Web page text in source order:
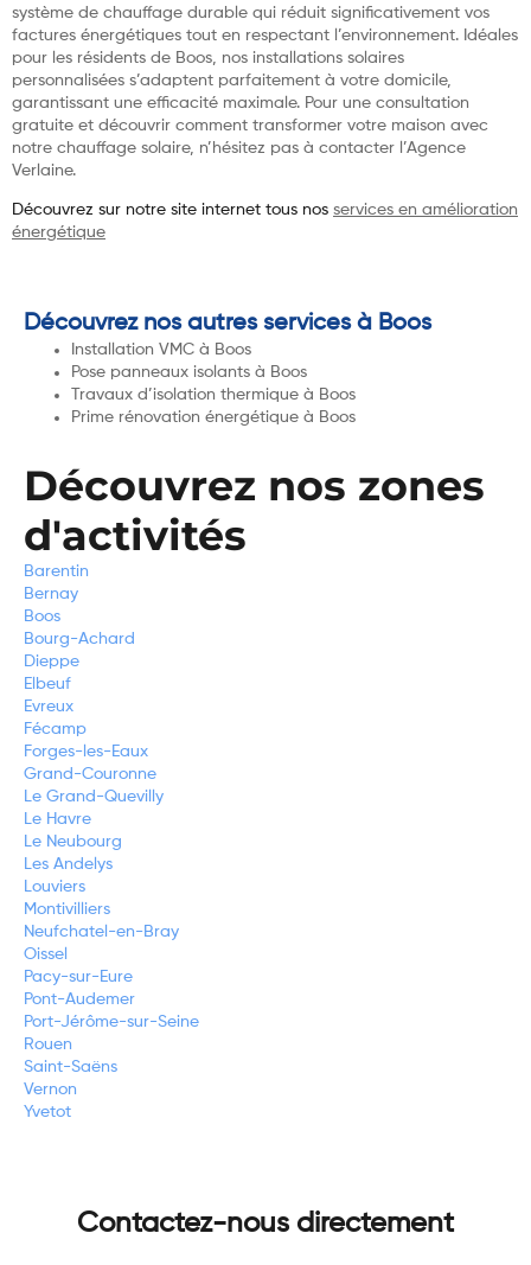
système de chauffage durable qui réduit significativement vos
factures énergétiques tout en respectant l’environnement. Idéales
pour les résidents de Boos, nos installations solaires
personnalisées s’adaptent parfaitement à votre domicile,
garantissant une efficacité maximale. Pour une consultation
gratuite et découvrir comment transformer votre maison avec
notre chauffage solaire, n’hésitez pas à contacter l’Agence
Verlaine.
Découvrez sur notre site internet tous nos services en amélioration
énergétique
Découvrez nos autres services à Boos
Installation VMC à Boos
Pose panneaux isolants à Boos
Travaux d’isolation thermique à Boos
Prime rénovation énergétique à Boos
Découvrez nos zones
d'activités
Barentin
Bernay
Boos
Bourg-Achard
Dieppe
Elbeuf
Evreux
Fécamp
Forges-les-Eaux
Grand-Couronne
Le Grand-Quevilly
Le Havre
Le Neubourg
Les Andelys
Louviers
Montivilliers
Neufchatel-en-Bray
Oissel
Pacy-sur-Eure
Pont-Audemer
Port-Jérôme-sur-Seine
Rouen
Saint-Saëns
Vernon
Yvetot
Contactez-nous directement